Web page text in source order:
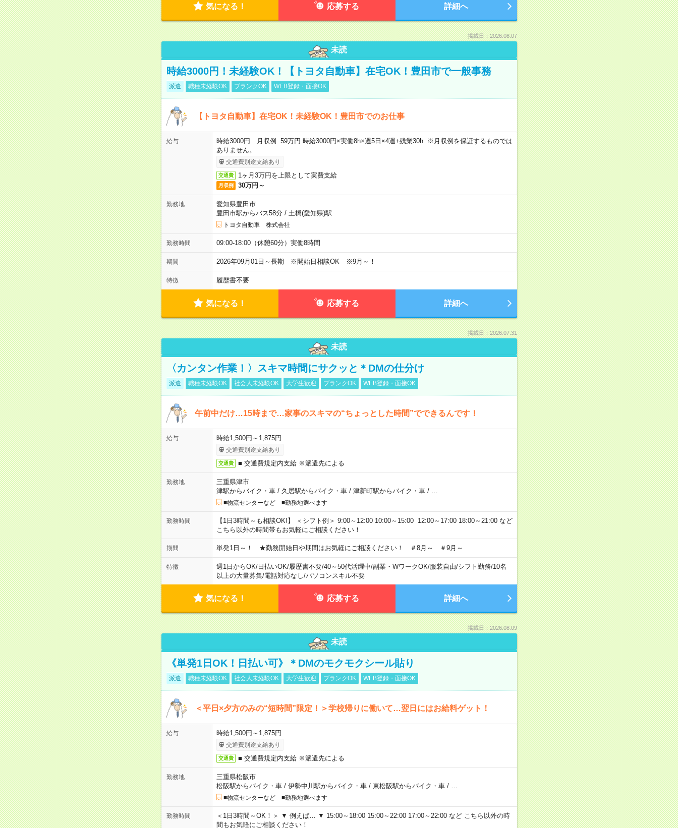
気になる！ 応募する 詳細へ
掲載日：2026.08.07
未読
時給3000円！未経験OK！【トヨタ自動車】在宅OK！豊田市で一般事務
派遣 職種未経験OK ブランクOK WEB登録・面接OK
【トヨタ自動車】在宅OK！未経験OK！豊田市でのお仕事
給与
時給3000円 月収例 59万円 時給3000円×実働8h×週5日×4週+残業30h ※月収例を保証するものでは
ありません。
交通費別途支給あり
交通費 1ヶ月3万円を上限として実費支給
月収例 30万円～
勤務地
愛知県豊田市
豊田市駅からバス58分/ 土橋(愛知県)駅
トヨタ自動車 株式会社
勤務時間 09:00-18:00（休憩60分）実働8時間
期間 2026年09月01日～長期 ※開始日相談OK ※9月～！
特徴 履歴書不要
気になる！ 応募する 詳細へ
掲載日：2026.07.31
未読
〈カンタン作業！〉スキマ時間にサクッと＊DMの仕分け
派遣 職種未経験OK 社会人未経験OK 大学生歓迎 ブランクOK WEB登録・面接OK
午前中だけ…15時まで…家事のスキマの“ちょっとした時間”でできるんです！
給与 時給1,500円～1,875円
交通費別途支給あり
交通費 ■ 交通費規定内支給 ※派遣先による
勤務地
三重県津市
津駅からバイク・車/ 久居駅からバイク・車/ 津新町駅からバイク・車/
■物流センターなど ■勤務地選べます
勤務時間
【1日3時間～も相談OK!】 ＜シフト例＞ 9:00～12:00 10:00～15:00 12:00～17:00 18:00～21:00 など
こちら以外の時間帯もお気軽にご相談ください！
期間 単発1日～！ ★勤務開始日や期間はお気軽にご相談ください！ ＃8月～ ＃9月～
特徴 週1日からOK/日払いOK/履歴書不要/40～50代活躍中/副業・WワークOK/服装自由/シフト勤務/10名
以上の大量募集/電話対応なし/パソコンスキル不要
気になる！ 応募する 詳細へ
掲載日：2026.08.09
未読
《単発1日OK！日払い可》＊DMのモクモクシール貼り
派遣 職種未経験OK 社会人未経験OK 大学生歓迎 ブランクOK WEB登録・面接OK
＜平日×夕方のみの“短時間”限定！＞学校帰りに働いて…翌日にはお給料ゲット！
給与 時給1,500円～1,875円
交通費別途支給あり
交通費 ■ 交通費規定内支給 ※派遣先による
勤務地
三重県松阪市
松阪駅からバイク・車/ 伊勢中川駅からバイク・車/ 東松阪駅からバイク・車/
■物流センターなど ■勤務地選べます
勤務時間
＜1日3時間～OK！＞ ▼ 例えば… ▼ 15:00～18:00 15:00～22:00 17:00～22:00 など こちら以外の時
間もお気軽にご相談ください！